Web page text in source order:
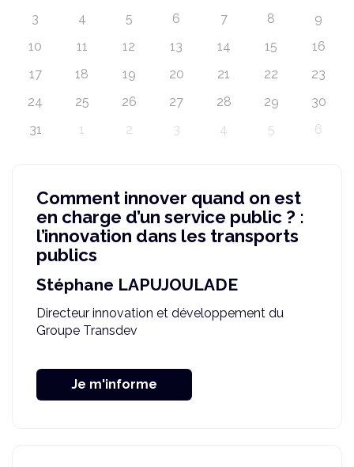
3
4 5 6 7 8
9
10
11 12 13 14 15
16
17
18 19 20 21 22
23
24
25 26 27 28 29
30
31
1 2 3 4 5 6
Comment innover quand on est
en charge d’un service public ? :
l’innovation dans les transports
publics
Stéphane LAPUJOULADE
Directeur innovation et développement du
Groupe Transdev
Je m'informe